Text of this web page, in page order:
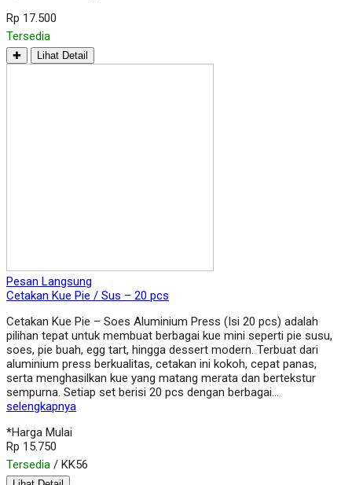
Rp 17.500
Tersedia
✚ Lihat Detail
Pesan Langsung
Cetakan Kue Pie / Sus – 20 pcs
Cetakan Kue Pie – Soes Aluminium Press (Isi 20 pcs) adalah
pilihan tepat untuk membuat berbagai kue mini seperti pie susu,
soes, pie buah, egg tart, hingga dessert modern. Terbuat dari
aluminium press berkualitas, cetakan ini kokoh, cepat panas,
serta menghasilkan kue yang matang merata dan bertekstur
sempurna. Setiap set berisi 20 pcs dengan berbagai…
selengkapnya
*Harga Mulai
Rp 15.750
Tersedia / KK56